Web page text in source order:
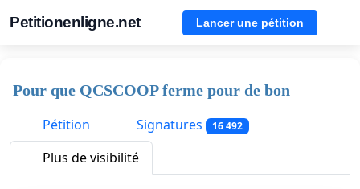
Petitionenligne.net Lancer une pétition
Pour que QCSCOOP ferme pour de bon
Pétition
Signatures 16 492
Plus de visibilité